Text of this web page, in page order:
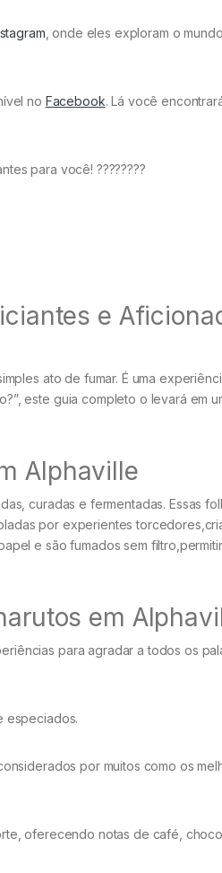
, onde eles exploram o
no Facebook. Lá você
para você! ????????
e
ato de fumar. É uma
este guia completo o levará em
Alphaville
curadas e fermentadas. Essas
por experientes
e são fumados sem
em
para agradar a todos os
especiados.
por muitos como os
oferecendo notas de café,